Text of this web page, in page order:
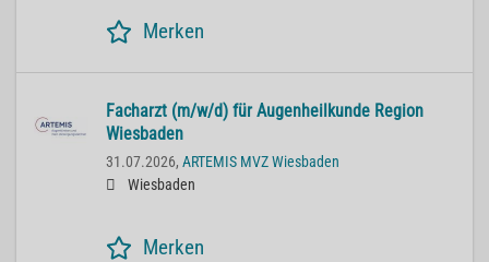
Merken
Facharzt (m/w/d) für Augenheilkunde Region
Wiesbaden
31.07.2026, ARTEMIS MVZ Wiesbaden
Wiesbaden
Merken